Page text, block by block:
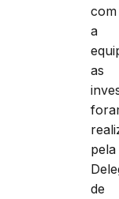
com
a
as
pela
de